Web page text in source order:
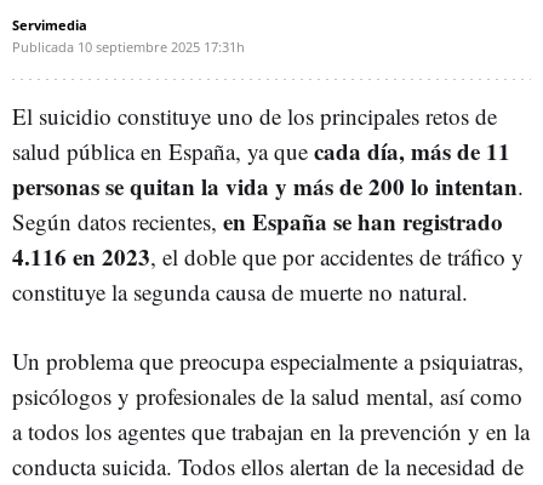
Servimedia
Publicada 10 septiembre 2025 17:31h
El suicidio constituye uno de los principales retos de
salud pública en España, ya que cada día, más de 11
personas se quitan la vida y más de 200 lo intentan.
Según datos recientes, en España se han registrado
4.116 en 2023, el doble que por accidentes de tráfico y
constituye la segunda causa de muerte no natural.
Un problema que preocupa especialmente a psiquiatras,
psicólogos y profesionales de la salud mental, así como
a todos los agentes que trabajan en la prevención y en la
conducta suicida. Todos ellos alertan de la necesidad de